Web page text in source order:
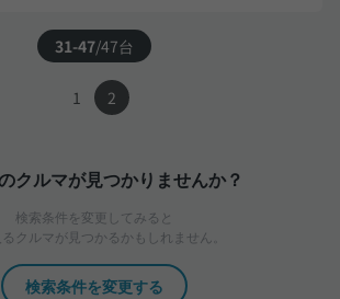
31-47/47台
1 2
クルマが見つかりませんか？
検索条件を変更してみると
クルマが見つかるかもしれません。
検索条件を変更する